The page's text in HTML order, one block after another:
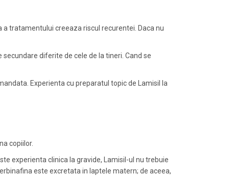
tratamentului creeaza riscul recurentei. Daca nu
diferite de cele de la tineri. Cand se
Experienta cu preparatul topic de Lamisil la
copiilor.
experienta clinica la gravide, Lamisil-ul nu trebuie
este excretata in laptele matern; de aceea,